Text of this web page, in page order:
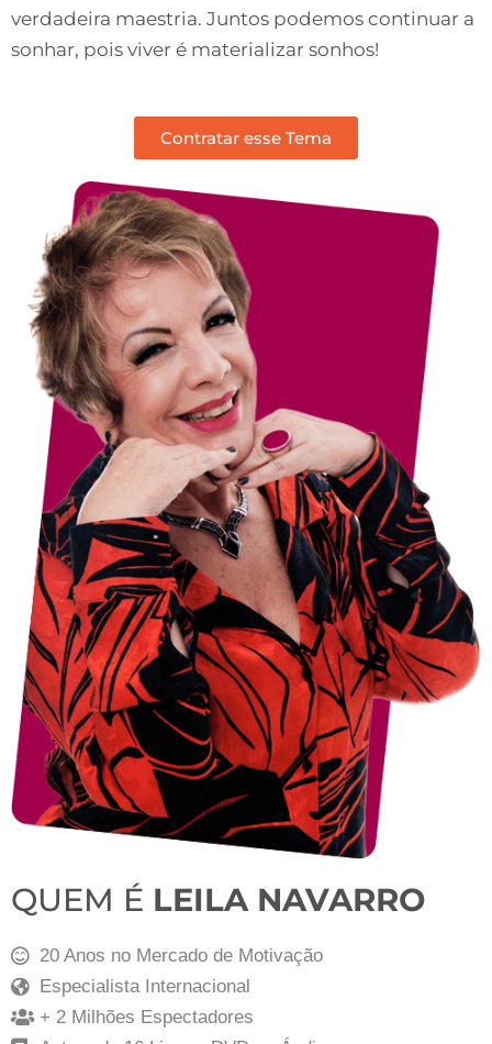
verdadeira maestria. Juntos podemos continuar a
sonhar, pois viver é materializar sonhos!
Contratar esse Tema
QUEM É LEILA NAVARRO
20 Anos no Mercado de Motivação
Especialista Internacional
+ 2 Milhões Espectadores